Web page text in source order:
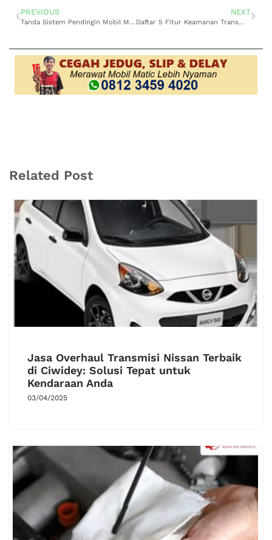
PREVIOUS
Tanda Sistem Pendingin Mobil Matic Rusak, Wajib Diperhatikan
NEXT
Daftar 5 Fitur Keamanan Transmisi Matic Konvensional, Temukan Disini
Related Post
Jasa Overhaul Transmisi Nissan Terbaik
di Ciwidey: Solusi Tepat untuk
Kendaraan Anda
03/04/2025